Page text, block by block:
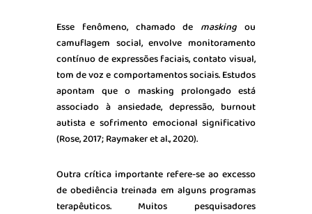
Esse fenômeno, chamado de masking ou
camuflagem social, envolve monitoramento
contínuo de expressões faciais, contato visual,
tom de voz e comportamentos sociais. Estudos
apontam que o masking prolongado está
associado à ansiedade, depressão, burnout
autista e sofrimento emocional significativo
(Rose, 2017; Raymaker et al., 2020).
Outra crítica importante refere-se ao excesso
de obediência treinada em alguns programas
terapêuticos. Muitos pesquisadores